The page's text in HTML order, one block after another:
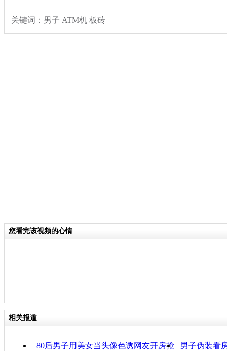
关键词：男子 ATM机 板砖
您看完该视频的心情
相关报道
80后男子用美女当头像色诱网友开房抢
男子伪装看